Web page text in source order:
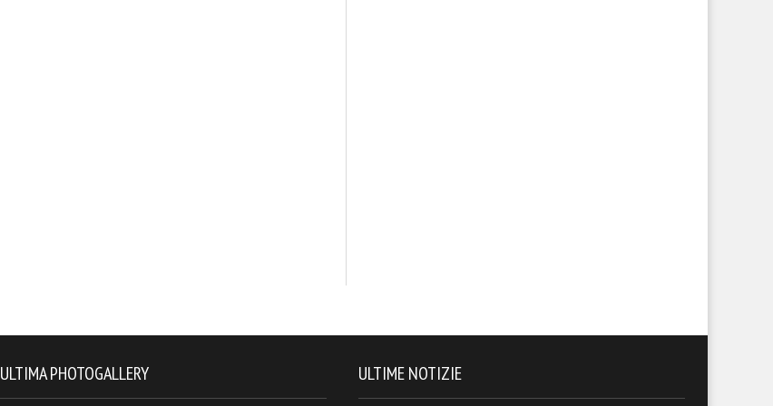
ULTIMA PHOTOGALLERY ULTIME NOTIZIE